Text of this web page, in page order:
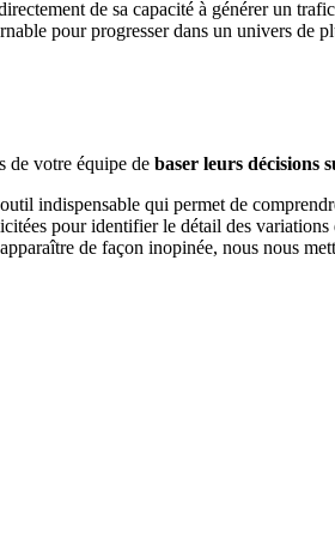
de sa capacité à générer un
pour progresser dans un univers de
de votre équipe de baser leurs décisions
indispensable qui permet de
pour identifier le détail des
de façon inopinée, nous nous